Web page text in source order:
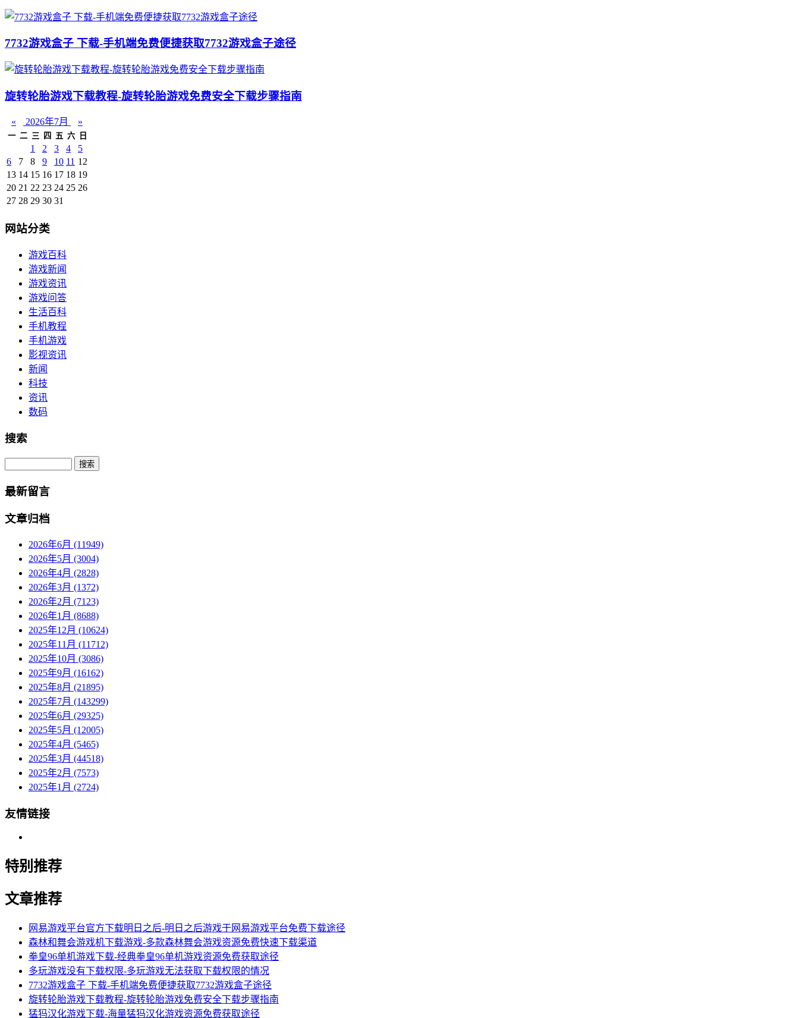
7732游戏盒子 下载-手机端免费便捷获取7732游戏盒子途径
旋转轮胎游戏下载教程-旋转轮胎游戏免费安全下载步骤指南
« 2026年7月 »
一 二 三 四 五 六 日
1 2 3 4
5
6
7 8 9 10 11 12
13 14 15 16 17 18 19
20 21 22 23 24 25 26
27 28 29 30 31
网站分类
游戏百科
游戏新闻
游戏资讯
游戏问答
生活百科
手机教程
手机游戏
影视资讯
新闻
科技
资讯
数码
搜索
Search
最新留言
文章归档
2026年6月 (11949)
2026年5月 (3004)
2026年4月 (2828)
2026年3月 (1372)
2026年2月 (7123)
2026年1月 (8688)
2025年12月 (10624)
2025年11月 (11712)
2025年10月 (3086)
2025年9月 (16162)
2025年8月 (21895)
2025年7月 (143299)
2025年6月 (29325)
2025年5月 (12005)
2025年4月 (5465)
2025年3月 (44518)
2025年2月 (7573)
2025年1月 (2724)
友情链接
特别推荐
文章推荐
网易游戏平台官方下载明日之后-明日之后游戏于网易游戏平台免费下载途径
森林和舞会游戏机下载游戏-多款森林舞会游戏资源免费快速下载渠道
拳皇96单机游戏下载-经典拳皇96单机游戏资源免费获取途径
多玩游戏没有下载权限-多玩游戏无法获取下载权限的情况
7732游戏盒子 下载-手机端免费便捷获取7732游戏盒子途径
旋转轮胎游戏下载教程-旋转轮胎游戏免费安全下载步骤指南
猛犸汉化游戏下载-海量猛犸汉化游戏资源免费获取途径